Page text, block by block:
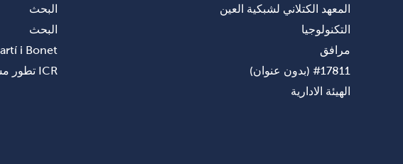
المعهد الكتلاني لشبكية العين
التكنولوجيا
مرافق
#17811 (بدون عنوان)
الهيئة الادارية
البحث
البحث
i Bonet
ICR تطور مستمر